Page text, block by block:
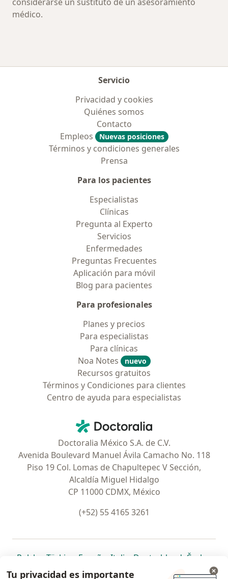
médico.
Servicio
Privacidad y cookies
Quiénes somos
Contacto
Empleos
Nuevas posiciones
Términos y condiciones generales
Prensa
Para los pacientes
Especialistas
Clínicas
Pregunta al Experto
Servicios
Enfermedades
Preguntas Frecuentes
Aplicación para móvil
Blog para pacientes
Para profesionales
Planes y precios
Para especialistas
Para clínicas
Noa Notes
nuevo
Recursos gratuitos
Términos y Condiciones para clientes
Centro de ayuda para especialistas
Doctoralia - Página de inicio
Doctoralia México S.A. de C.V.
Avenida Boulevard Manuel Ávila Camacho No. 118
Piso 19 Col. Lomas de Chapultepec V Sección,
Alcaldía Miguel Hidalgo
CP 11000 CDMX, México
(+52) 55 4165 3261
Polska se abre en una nueva pestaña
Türkiye se abre en una nueva pestaña
España se abre en una nueva pestaña
Italia se abre en una nueva
Deutschlandse abre en
Česko
Portugal
se abre en una nueva pestaña
México se abre en una nueva pestaña
Chile se abre en una nueva pestaña
Brasil se abre en una nueva
se abre en
se
Tu privacidad es importante